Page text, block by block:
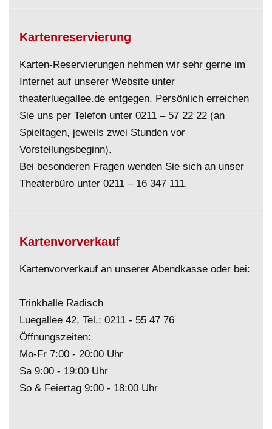
Kartenreservierung
Karten-Reservierungen nehmen wir sehr gerne im
Internet auf unserer Website unter
theaterluegallee.de entgegen. Persönlich erreichen
Sie uns per Telefon unter0211 – 57 22 22 (an
Spieltagen, jeweils zwei Stunden vor
Vorstellungsbeginn).
Bei besonderen Fragen wenden Sie sich an unser
Theaterbüro unter0211 – 16 347 111.
Kartenvorverkauf
Kartenvorverkauf an unserer Abendkasse oder bei:
Trinkhalle Radisch
Luegallee 42, Tel.:0211 - 55 47 76
Öffnungszeiten:
Mo-Fr 7:00 - 20:00 Uhr
Sa 9:00 - 19:00 Uhr
So & Feiertag 9:00 - 18:00 Uhr